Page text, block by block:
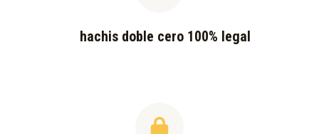
hachis doble cero 100% legal